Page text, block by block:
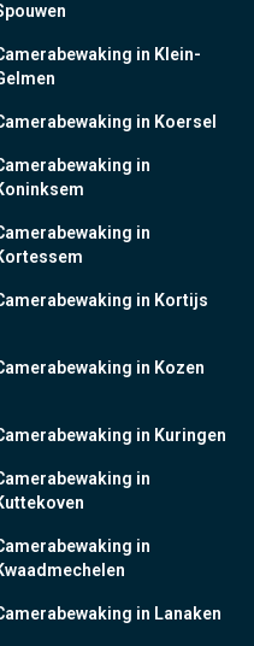
in Klein-
in Koersel
in
in
in Kortijs
in Kozen
in Kuringen
in
in
in Lanaken